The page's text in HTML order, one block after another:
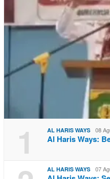
1 AL HARIS WAYS 08
Al Haris Ways:
AL HARIS WAYS 07